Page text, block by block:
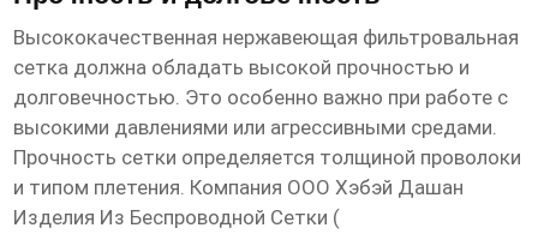
Высококачественная нержавеющая фильтровальная
сетка должна обладать высокой прочностью и
долговечностью. Это особенно важно при работе с
высокими давлениями или агрессивными средами.
Прочность сетки определяется толщиной проволоки
и типом плетения. Компания ООО Хэбэй Дашан
Изделия Из Беспроводной Сетки (